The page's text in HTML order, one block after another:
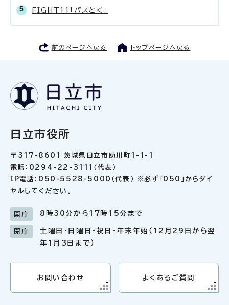
FIGHT11「パスとく」
前のページへ戻る トップページへ戻る
日立市役所
〒317-8601 茨城県日立市助川町1-1-1
電話：0294-22-3111（代表）
IP電話：050-5528-5000（代表） ※必ず「050」からダイ
ヤルしてください。
開庁 8時30分から17時15分まで
閉庁
土曜日・日曜日・祝日・年末年始（12月29日から翌
年1月3日まで）
お問い合わせ よくあるご質問